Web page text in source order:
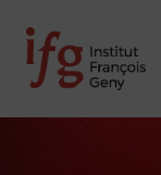
contenu